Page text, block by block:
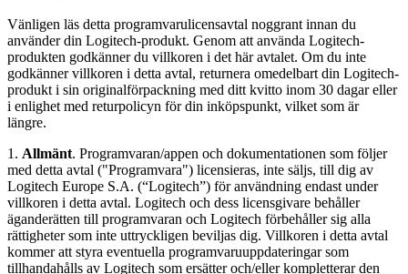
Vänligen läs detta programvarulicensavtal noggrant innan du
använder din Logitech-produkt. Genom att använda Logitech-
produkten godkänner du villkoren i det här avtalet. Om du inte
godkänner villkoren i detta avtal, returnera omedelbart din Logitech-
produkt i sin originalförpackning med ditt kvitto inom 30 dagar eller
i enlighet med returpolicyn för din inköpspunkt, vilket som är
längre.
1. Allmänt. Programvaran/appen och dokumentationen som följer
med detta avtal ("Programvara") licensieras, inte säljs, till dig av
Logitech Europe S.A. (“Logitech”) för användning endast under
villkoren i detta avtal. Logitech och dess licensgivare behåller
äganderätten till programvaran och Logitech förbehåller sig alla
rättigheter som inte uttryckligen beviljas dig. Villkoren i detta avtal
kommer att styra eventuella programvaruuppdateringar som
tillhandahålls av Logitech som ersätter och/eller kompletterar den